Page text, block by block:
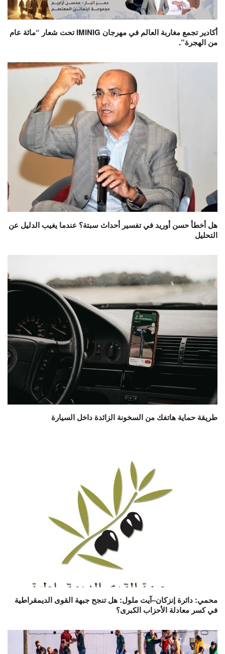
أكادير تجمع مغاربة العالم في مهرجان IMINIG تحت شعار “مائة عام
من الهجرة”.
هل أخطأ حسن أوريد في تفسير أحداث سبتة؟ عندما يغيب الدليل عن
التحليل
طريقة حماية هاتفك من السخونة الزائدة داخل السيارة
محمي: دائرة إنزكان–آيت ملول: هل تنجح جبهة القوى الديمقراطية
في كسر معادلة الأحزاب الكبرى؟